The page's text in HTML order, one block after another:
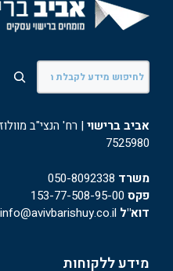
חיפוש
אביב ברישוי
7525980
משרד 050-8092338
פקס
דוא"ל
מידע ללקוחות